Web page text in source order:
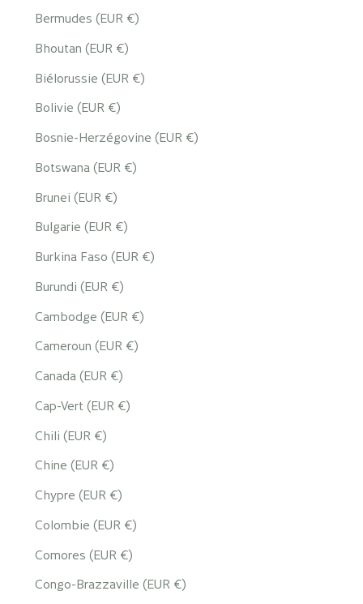
Bermudes (EUR €)
Bhoutan (EUR €)
Biélorussie (EUR €)
Bolivie (EUR €)
Bosnie-Herzégovine (EUR €)
Botswana (EUR €)
Brunei (EUR €)
Bulgarie (EUR €)
Burkina Faso (EUR €)
Burundi (EUR €)
Cambodge (EUR €)
Cameroun (EUR €)
Canada (EUR €)
Cap-Vert (EUR €)
Chili (EUR €)
Chine (EUR €)
Chypre (EUR €)
Colombie (EUR €)
Comores (EUR €)
Congo-Brazzaville (EUR €)